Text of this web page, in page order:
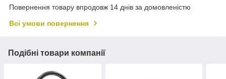
Повернення товару впродовж 14 днів за домовленістю
Всі умови повернення
Подібні товари компанії